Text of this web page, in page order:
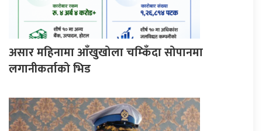
असार महिनामा आँखुखोला चम्किँदा सोपानमा
लगानीकर्ताको भिड